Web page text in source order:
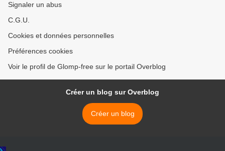
Signaler un abus
C.G.U.
Cookies et données personnelles
Préférences cookies
Voir le profil de Glomp-free sur le portail Overblog
Créer un blog sur Overblog
Créer un blog